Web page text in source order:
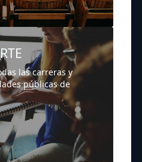
las carreras y
públicas de